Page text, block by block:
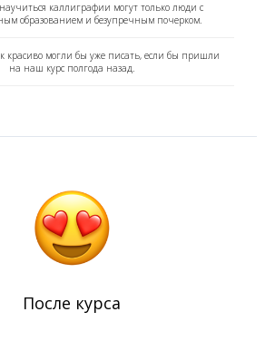
каллиграфии могут только люди с
образованием и безупречным почерком.
красиво могли бы уже писать, если бы пришли
на наш курс полгода назад.
После курса